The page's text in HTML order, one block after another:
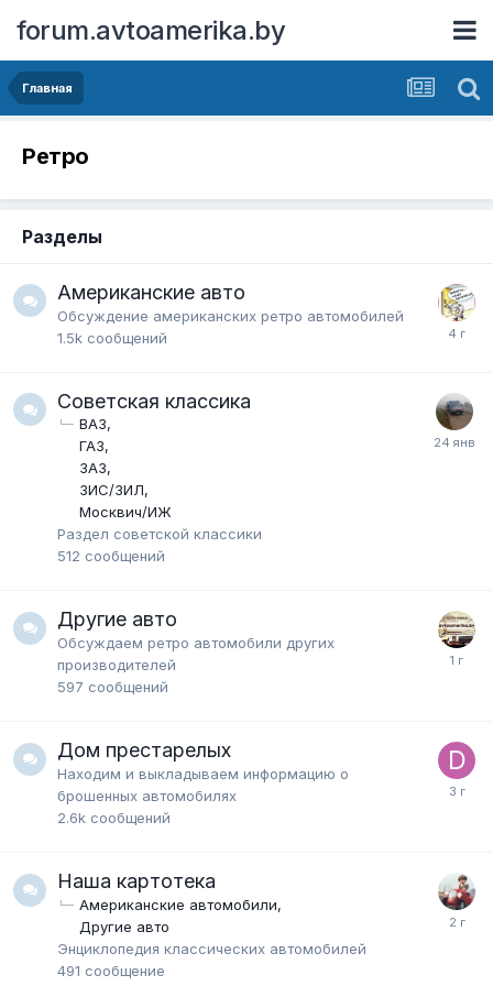
forum.avtoamerika.by
Главная
Ретро
Разделы
Американские авто
Обсуждение американских ретро автомобилей
1.5k сообщений
Советская классика
ВАЗ
ГАЗ
ЗАЗ
ЗИС/ЗИЛ
Москвич/ИЖ
Раздел советской классики
512 сообщений
Другие авто
Обсуждаем ретро автомобили других
производителей
597 сообщений
Дом престарелых
Находим и выкладываем информацию о
брошенных автомобилях
2.6k сообщений
Наша картотека
Американские автомобили
Другие авто
Энциклопедия классических автомобилей
491 сообщение